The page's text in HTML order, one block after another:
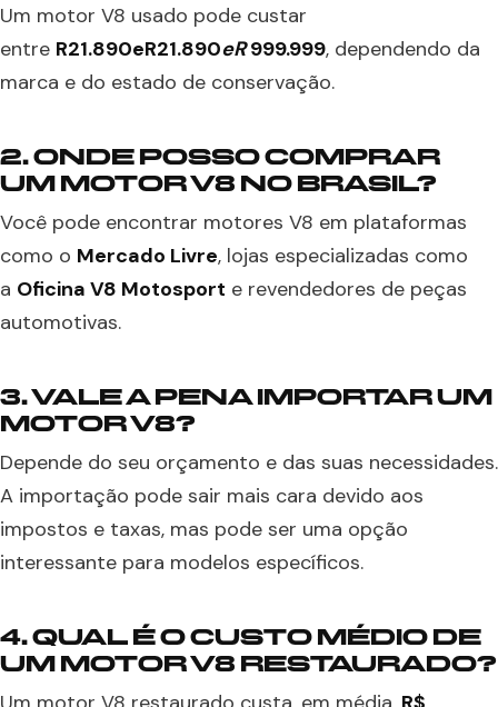
Um motor V8 usado pode custar
entre R21.890eR21.890eR999.999, dependendo da
marca e do estado de conservação.
2. ONDE POSSO COMPRAR
UM MOTOR V8 NO BRASIL?
Você pode encontrar motores V8 em plataformas
como o Mercado Livre, lojas especializadas como
a Oficina V8 Motosport e revendedores de peças
automotivas.
3. VALE A PENA IMPORTAR UM
MOTOR V8?
Depende do seu orçamento e das suas necessidades.
A importação pode sair mais cara devido aos
impostos e taxas, mas pode ser uma opção
interessante para modelos específicos.
4. QUAL É O CUSTO MÉDIO DE
UM MOTOR V8 RESTAURADO?